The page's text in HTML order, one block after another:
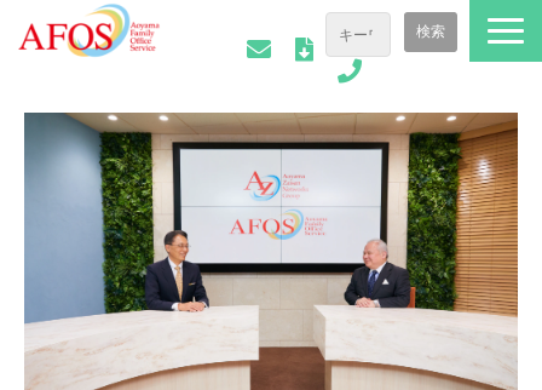
ファミリーオフィスについて
ご相談事例
会社情報
お役立ち資料